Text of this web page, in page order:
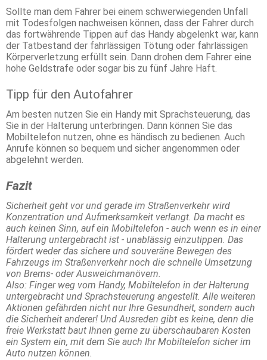
Sollte man dem Fahrer bei einem schwerwiegenden Unfall
mit Todesfolgen nachweisen können, dass der Fahrer durch
das fortwährende Tippen auf das Handy abgelenkt war, kann
der Tatbestand der fahrlässigen Tötung oder fahrlässigen
Körperverletzung erfüllt sein. Dann drohen dem Fahrer eine
hohe Geldstrafe oder sogar bis zu fünf Jahre Haft.
Tipp für den Autofahrer
Am besten nutzen Sie ein Handy mit Sprachsteuerung, das
Sie in der Halterung unterbringen. Dann können Sie das
Mobiltelefon nutzen, ohne es händisch zu bedienen. Auch
Anrufe können so bequem und sicher angenommen oder
abgelehnt werden.
Fazit
Sicherheit geht vor und gerade im Straßenverkehr wird
Konzentration und Aufmerksamkeit verlangt. Da macht es
auch keinen Sinn, auf ein Mobiltelefon - auch wenn es in einer
Halterung untergebracht ist - unablässig einzutippen. Das
fördert weder das sichere und souveräne Bewegen des
Fahrzeugs im Straßenverkehr noch die schnelle Umsetzung
von Brems- oder Ausweichmanövern.
Also: Finger weg vom Handy, Mobiltelefon in der Halterung
untergebracht und Sprachsteuerung angestellt. Alle weiteren
Aktionen gefährden nicht nur Ihre Gesundheit, sondern auch
die Sicherheit anderer! Und Ausreden gibt es keine, denn die
freie Werkstatt baut Ihnen gerne zu überschaubaren Kosten
ein System ein, mit dem Sie auch Ihr Mobiltelefon sicher im
Auto nutzen können.